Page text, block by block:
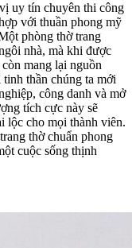
uy tín chuyên thi công
với thuần phong mỹ
phòng thờ trang
nhà, mà khi được
mang lại nguồn
thần chúng ta mới
công danh và mở
tích cực này sẽ
lộc cho mọi thành viên.
trang thờchuẩn phong
cuộc sống thịnh